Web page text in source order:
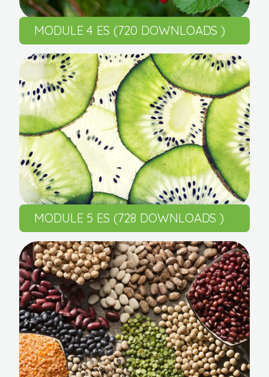
MODULE 4 ES (720 DOWNLOADS )
MODULE 5 ES (728 DOWNLOADS )